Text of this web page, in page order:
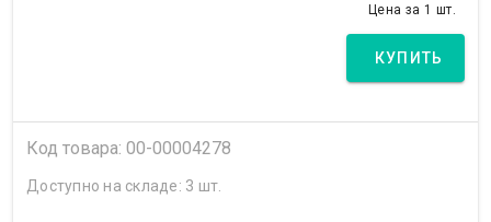
Цена за 1 шт.
КУПИТЬ
Код товара: 00-00004278
Доступно на складе: 3 шт.